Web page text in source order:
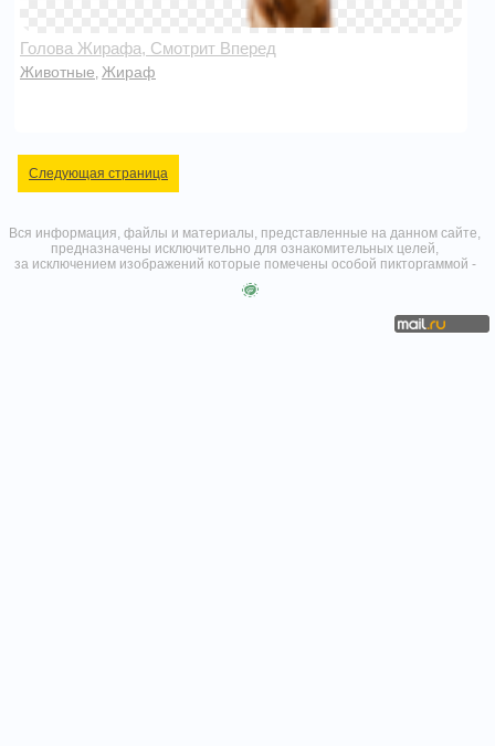
Голова Жирафа, Смотрит Вперед
Животные Жираф
Следующая страница
Вся информация, файлы и материалы, представленные на данном сайте,
предназначены исключительно для ознакомительных целей,
за исключением изображений которые помечены особой пикторгаммой -